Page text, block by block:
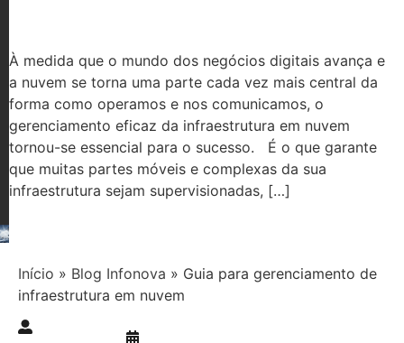
À medida que o mundo dos negócios digitais avança e
a nuvem se torna uma parte cada vez mais central da
forma como operamos e nos comunicamos, o
gerenciamento eficaz da infraestrutura em nuvem
tornou-se essencial para o sucesso. É o que garante
que muitas partes móveis e complexas da sua
infraestrutura sejam supervisionadas, […]
Início » Blog Infonova » Guia para gerenciamento de
infraestrutura em nuvem